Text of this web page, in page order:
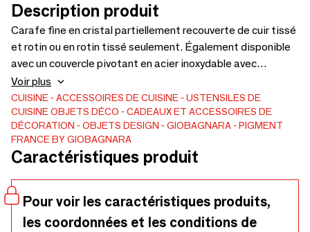
Description produit
Carafe fine en cristal partiellement recouverte de cuir tissé
et rotin ou en rotin tissé seulement. Également disponible
avec un couvercle pivotant en acier inoxydable avec
bouchon de glace intégré et joint en silicone. Capacité : 1 LT
Uniquement disponible en rotin naturel (RT06) combiné
avec du cuir de golf ou nappa.
Voir plus
CUISINE ACCESSOIRES DE CUISINE
USTENSILES DE
CUISINEOBJETS DÉCO
CADEAUX ET ACCESSOIRES DE
DÉCORATION
OBJETS DESIGN GIOBAGNARA
PIGMENT
FRANCE BY GIOBAGNARA
Caractéristiques produit
Pour voir les caractéristiques produits,
les coordonnées et les conditions de